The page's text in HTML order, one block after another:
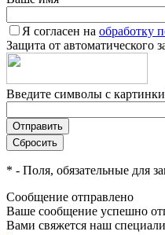
Я согласен на обработку
Защита от автоматического
Введите символы с картинки
* - Поля, обязательные для
Сообщение отправлено
Ваше сообщение успешно
Вами свяжется наш